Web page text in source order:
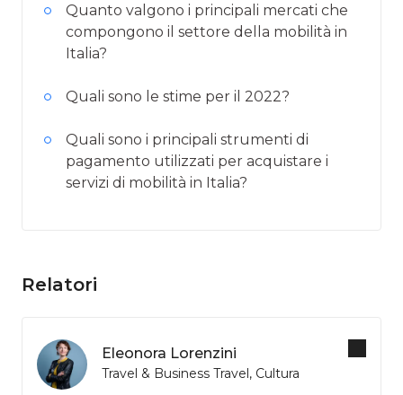
Quanto valgono i principali mercati che
compongono il settore della mobilità in
Italia?
Quali sono le stime per il 2022?
Quali sono i principali strumenti di
pagamento utilizzati per acquistare i
servizi di mobilità in Italia?
Relatori
Eleonora Lorenzini
Travel & Business Travel, Cultura